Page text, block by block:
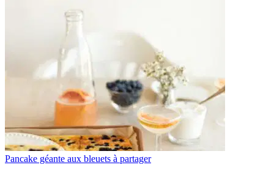
Pancake géante aux bleuets à partager